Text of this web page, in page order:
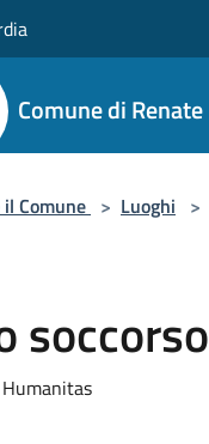
Comune di Renate
Comune > Luoghi >
soccorso